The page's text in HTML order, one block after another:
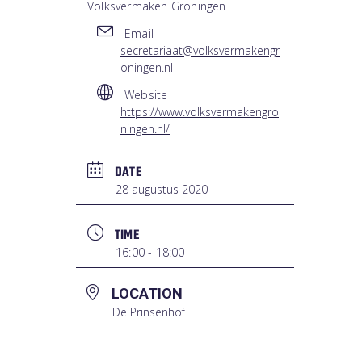
Volksvermaken Groningen
Email
secretariaat@volksvermakengr
oningen.nl
Website
https://www.volksvermakengro
ningen.nl/
DATE
28 augustus 2020
TIME
16:00 - 18:00
LOCATION
De Prinsenhof